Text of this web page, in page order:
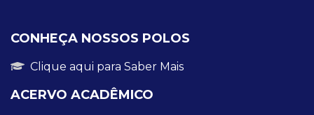
CONHEÇA NOSSOS POLOS
Clique aqui para Saber Mais
ACERVO ACADÊMICO